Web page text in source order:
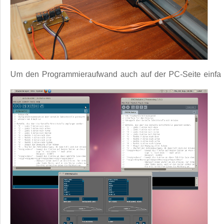
Um den Programmieraufwand auch auf der PC-Seite